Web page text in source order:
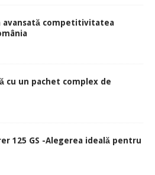
avansată competitivitatea
cu un pachet complex de
125 GS -Alegerea ideală pentru